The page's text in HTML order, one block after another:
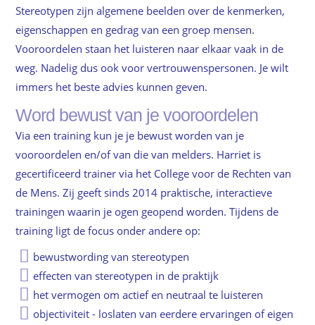
Stereotypen zijn algemene beelden over de kenmerken,
eigenschappen en gedrag van een groep mensen.
Vooroordelen staan het luisteren naar elkaar vaak in de
weg. Nadelig dus ook voor vertrouwenspersonen. Je wilt
immers het beste advies kunnen geven.
Word bewust van je vooroordelen
Via een training kun je je bewust worden van je
vooroordelen en/of van die van melders. Harriet is
gecertificeerd trainer via het College voor de Rechten van
de Mens. Zij geeft sinds 2014 praktische, interactieve
trainingen waarin je ogen geopend worden. Tijdens de
training ligt de focus onder andere op:
bewustwording van stereotypen
effecten van stereotypen in de praktijk
het vermogen om actief en neutraal te luisteren
objectiviteit - loslaten van eerdere ervaringen of eigen